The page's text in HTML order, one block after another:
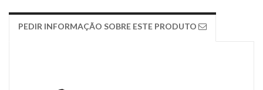
PEDIR INFORMAÇÃO SOBRE ESTE PRODUTO